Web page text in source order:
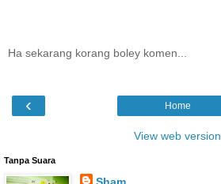
Ha sekarang korang boley komen...
‹ Home
View web version
Tanpa Suara